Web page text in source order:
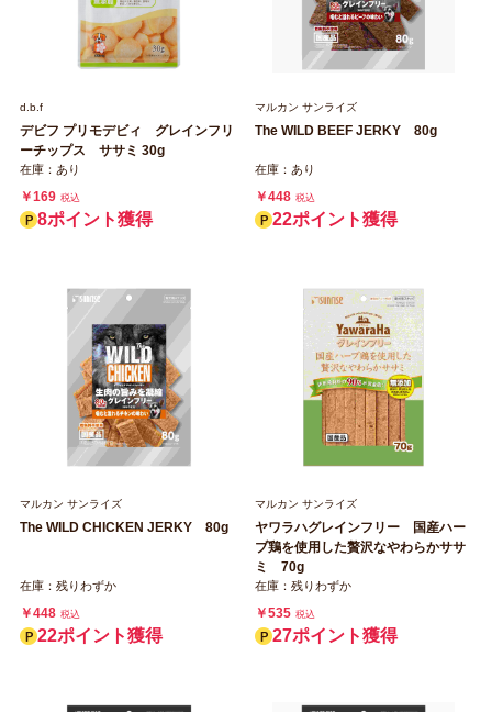
d.b.f
デビフ プリモデビィ グレインフリ
ーチップス ササミ 30g
在庫：あり
￥169 税込
8ポイント獲得
マルカン サンライズ
The WILD BEEF JERKY 80g
在庫：あり
￥448 税込
22ポイント獲得
マルカン サンライズ
The WILD CHICKEN JERKY 80g
在庫：残りわずか
￥448 税込
22ポイント獲得
マルカン サンライズ
ヤワラハグレインフリー 国産ハー
ブ鶏を使用した贅沢なやわらかササ
ミ 70g
在庫：残りわずか
￥535 税込
27ポイント獲得